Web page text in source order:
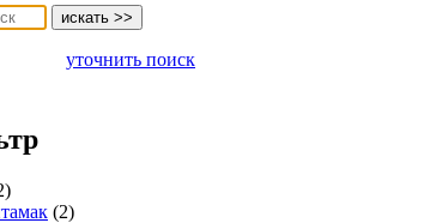
уточнить поиск
(2)